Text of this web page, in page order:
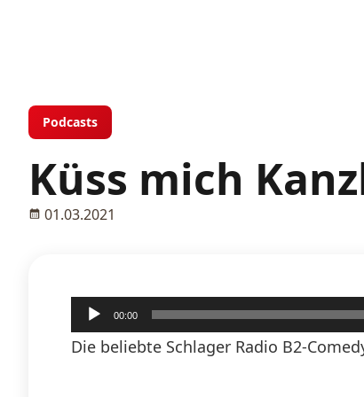
Podcasts
Küss mich
01.03.2021
Audio-
Player
00:00
Die beliebte Schlager Radio B2-